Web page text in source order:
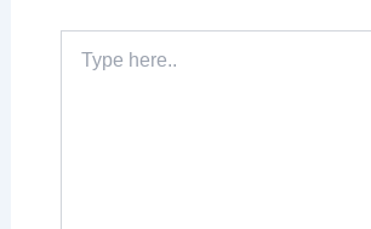
here..